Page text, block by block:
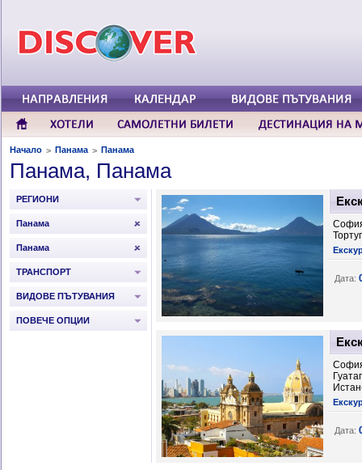
Начало > Панама > Панама
Панама, Панама
РЕГИОНИ
Панама
Панама
ТРАНСПОРТ
ВИДОВЕ ПЪТУВАНИЯ
ПОВЕЧЕ ОПЦИИ
Дата:
Дата: